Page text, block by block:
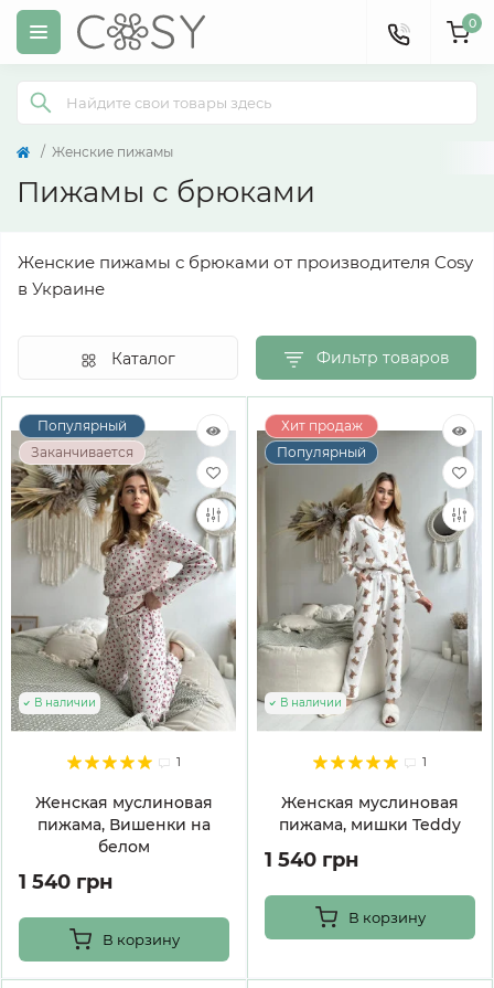
0
Женские пижамы
Пижамы с брюками
Женские пижамы с брюками от производителя Cosy
в Украине
Фильтр товаров
Каталог
Популярный
Заканчивается
1
Женская муслиновая
пижама, Вишенки на
белом
В наличии
1 540 грн
В корзину
Хит продаж
Популярный
1
Женская муслиновая
пижама, мишки Teddy
В наличии
1 540 грн
В корзину